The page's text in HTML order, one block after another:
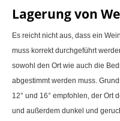
Lagerung von
Es reicht nicht aus, dass ein Wein
muss korrekt durchgeführt
sowohl den Ort wie auch die
abgestimmt werden muss.
12° und 16° empfohlen, der Ort
und außerdem dunkel und